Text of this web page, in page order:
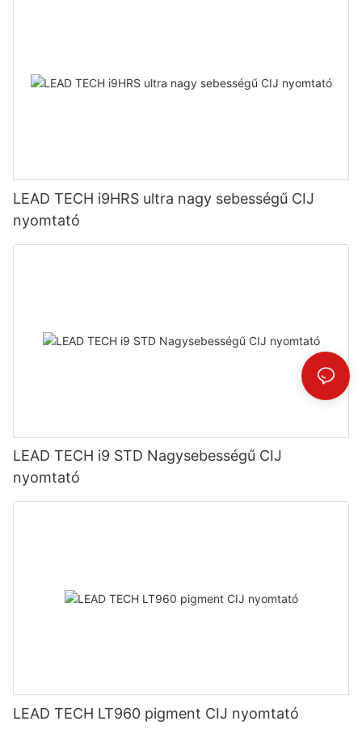
LEAD TECH i9HRS ultra nagy sebességű CIJ
nyomtató
LEAD TECH i9 STD Nagysebességű CIJ
nyomtató
LEAD TECH LT960 pigment CIJ nyomtató